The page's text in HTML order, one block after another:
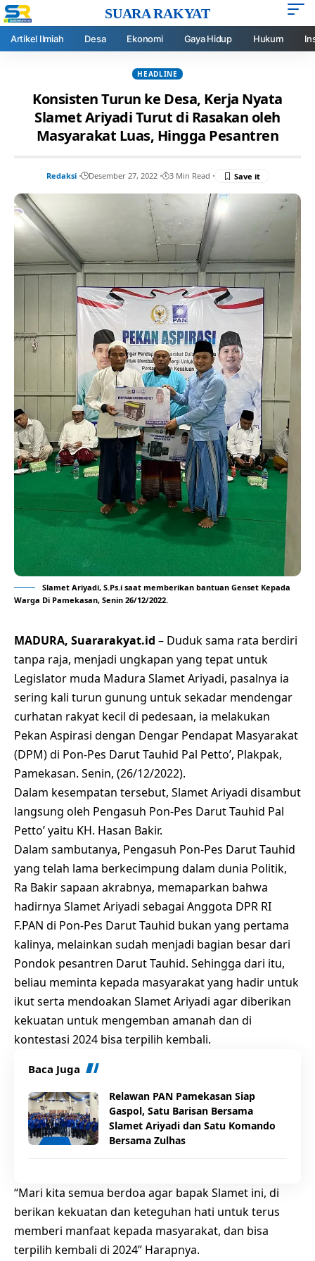
SUARA RAKYAT
Artikel Ilmiah Desa Ekonomi Gaya Hidup Hukum
HEADLINE
Konsisten Turun ke Desa, Kerja Nyata
Slamet Ariyadi Turut di Rasakan oleh
Masyarakat Luas, Hingga Pesantren
Redaksi Desember 27, 2022 3 Min Read
Slamet Ariyadi, S.Ps.i saat memberikan bantuan Genset Kepada
Warga Di Pamekasan, Senin 26/12/2022.
MADURA, Suararakyat.id – Duduk sama rata berdiri
tanpa raja, menjadi ungkapan yang tepat untuk
Legislator muda Madura Slamet Ariyadi, pasalnya ia
sering kali turun gunung untuk sekadar mendengar
curhatan rakyat kecil di pedesaan, ia melakukan
Pekan Aspirasi dengan Dengar Pendapat Masyarakat
(DPM) di Pon-Pes Darut Tauhid Pal Petto’, Plakpak,
Pamekasan. Senin, (26/12/2022).
Dalam kesempatan tersebut, Slamet Ariyadi disambut
langsung oleh Pengasuh Pon-Pes Darut Tauhid Pal
Petto’ yaitu KH. Hasan Bakir.
Dalam sambutanya, Pengasuh Pon-Pes Darut Tauhid
yang telah lama berkecimpung dalam dunia Politik,
Ra Bakir sapaan akrabnya, memaparkan bahwa
hadirnya Slamet Ariyadi sebagai Anggota DPR RI
F.PAN di Pon-Pes Darut Tauhid bukan yang pertama
kalinya, melainkan sudah menjadi bagian besar dari
Pondok pesantren Darut Tauhid. Sehingga dari itu,
beliau meminta kepada masyarakat yang hadir untuk
ikut serta mendoakan Slamet Ariyadi agar diberikan
kekuatan untuk mengemban amanah dan di
kontestasi 2024 bisa terpilih kembali.
Baca Juga
Relawan PAN Pamekasan Siap
Gaspol, Satu Barisan Bersama
Slamet Ariyadi dan Satu Komando
Bersama Zulhas
“Mari kita semua berdoa agar bapak Slamet ini, di
berikan kekuatan dan keteguhan hati untuk terus
memberi manfaat kepada masyarakat, dan bisa
terpilih kembali di 2024” Harapnya.